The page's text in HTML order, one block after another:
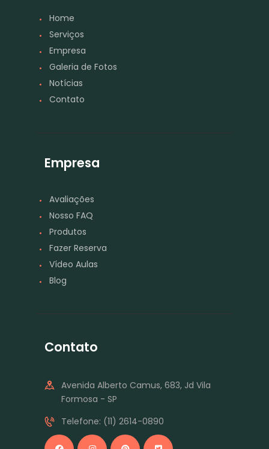
Home
Serviços
Empresa
Galeria de Fotos
Notícias
Contato
Empresa
Avaliações
Nosso FAQ
Produtos
Fazer Reserva
Vídeo Aulas
Blog
Contato
Avenida Alberto Camus, 683, Jd Vila
Formosa - SP
Telefone: (11) 2614-0890